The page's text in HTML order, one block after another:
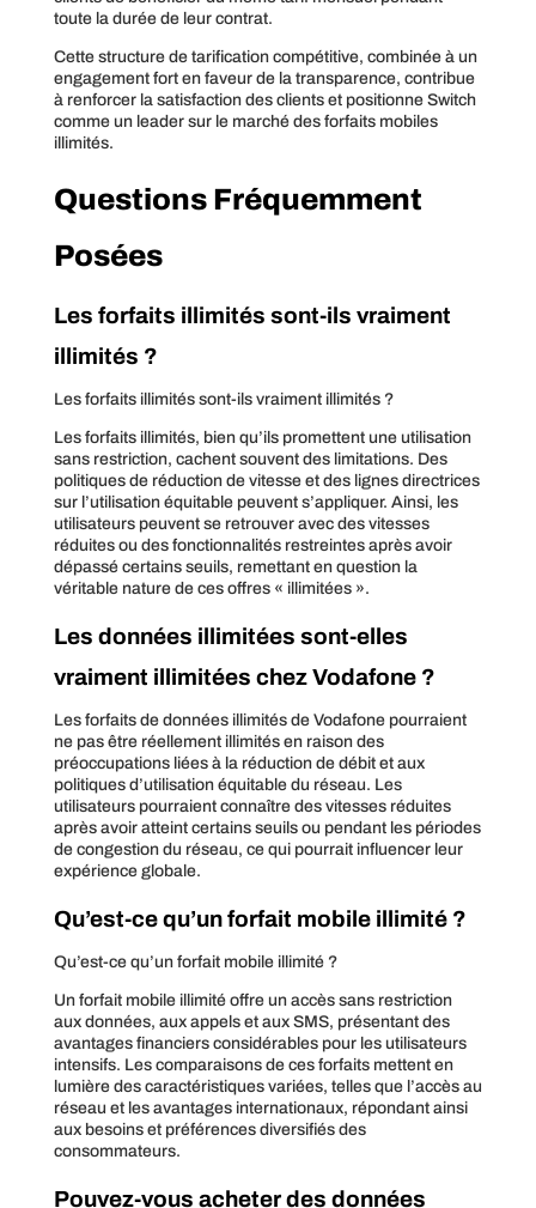
toute la durée de leur contrat.
Cette structure de tarification compétitive, combinée à un
engagement fort en faveur de la transparence, contribue
à renforcer la satisfaction des clients et positionne Switch
comme un leader sur le marché des forfaits mobiles
illimités.
Questions Fréquemment
Posées
Les forfaits illimités sont-ils vraiment
illimités ?
Les forfaits illimités sont-ils vraiment illimités ?
Les forfaits illimités, bien qu’ils promettent une utilisation
sans restriction, cachent souvent des limitations. Des
politiques de réduction de vitesse et des lignes directrices
sur l’utilisation équitable peuvent s’appliquer. Ainsi, les
utilisateurs peuvent se retrouver avec des vitesses
réduites ou des fonctionnalités restreintes après avoir
dépassé certains seuils, remettant en question la
véritable nature de ces offres « illimitées ».
Les données illimitées sont-elles
vraiment illimitées chez Vodafone ?
Les forfaits de données illimités de Vodafone pourraient
ne pas être réellement illimités en raison des
préoccupations liées à la réduction de débit et aux
politiques d’utilisation équitable du réseau. Les
utilisateurs pourraient connaître des vitesses réduites
après avoir atteint certains seuils ou pendant les périodes
de congestion du réseau, ce qui pourrait influencer leur
expérience globale.
Qu’est-ce qu’un forfait mobile illimité ?
Qu’est-ce qu’un forfait mobile illimité ?
Un forfait mobile illimité offre un accès sans restriction
aux données, aux appels et aux SMS, présentant des
avantages financiers considérables pour les utilisateurs
intensifs. Les comparaisons de ces forfaits mettent en
lumière des caractéristiques variées, telles que l’accès au
réseau et les avantages internationaux, répondant ainsi
aux besoins et préférences diversifiés des
consommateurs.
Pouvez-vous acheter des données